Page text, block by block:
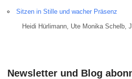
Sitzen in Stille und wacher Präsenz
Heidi Hürlimann, Ute Monika Schelb,
Newsletter und Blog